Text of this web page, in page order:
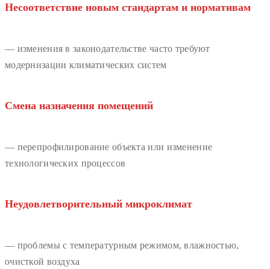
Несоответствие новым стандартам и нормативам
— изменения в законодательстве часто требуют
модернизации климатических систем
Смена назначения помещений
— перепрофилирование объекта или изменение
технологических процессов
Неудовлетворительный микроклимат
— проблемы с температурным режимом, влажностью,
очисткой воздуха